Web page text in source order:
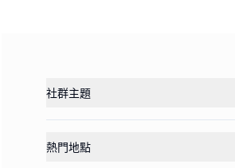
社群主題
熱門地點